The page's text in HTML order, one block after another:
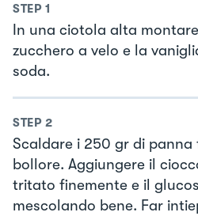
STEP 1
In una ciotola alta
zucchero a velo e la
soda.
STEP 2
Scaldare i 250 gr di panna
bollore. Aggiungere il
tritato finemente e il
mescolando bene. Far